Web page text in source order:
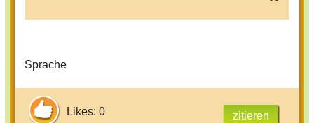
Sprache
Likes: 0 zitieren